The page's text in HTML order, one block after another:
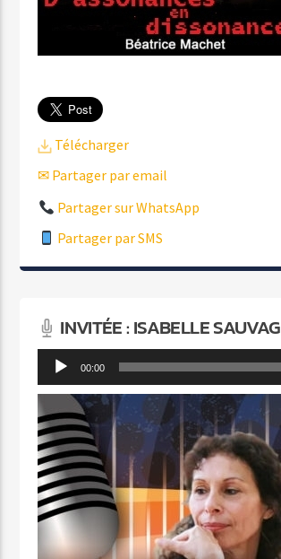
Télécharger
✉ Partager par email
Partager sur WhatsApp
Partager par SMS
INVITÉE : ISABELLE
Lecteur
audio
00:00